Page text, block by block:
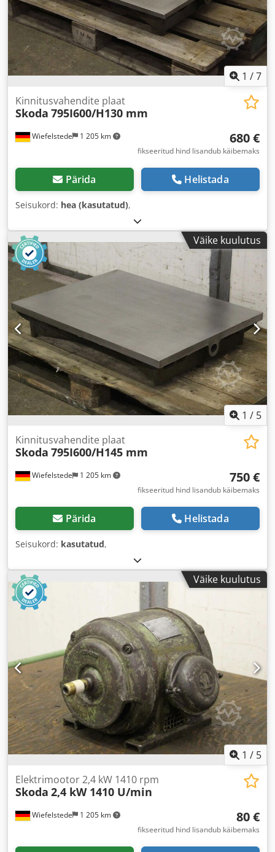
1 /7
Wiefelstede 1 205 km
Kinnitusvahendite plaat
Skoda 795I600/H130 mm
680 €
fikseeritud hind lisandub käibemaks
Pärida Helistada
Seisukord: hea (kasutatud),
Väike kuulutus
1 / 5
Wiefelstede 1 205 km
Kinnitusvahendite plaat
Skoda 795I600/H145 mm
750 €
fikseeritud hind lisandub käibemaks
Pärida Helistada
Seisukord: kasutatud,
Väike kuulutus
1 / 5
Wiefelstede 1 205 km
Elektrimootor 2,4 kW 1410 rpm
Skoda 2,4 kW 1410 U/min
80 €
fikseeritud hind lisandub käibemaks